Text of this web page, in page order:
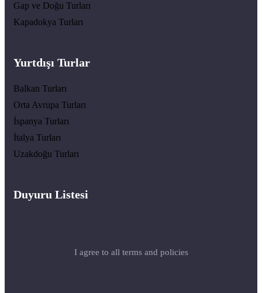
Gap ve Doğu Turları
Kapadokya Turları
Yurtdışı Turlar
Balkan Turları
Orta Avrupa Turları
İspanya Turları
İtalya Turları
Uzakdoğu Turları
Duyuru Listesi
I agree to all terms and policies